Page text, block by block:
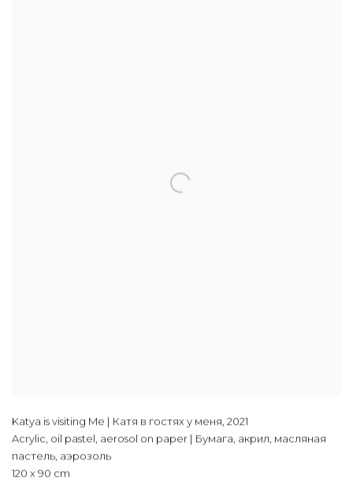
Katya is visiting Me | Катя в гостях у меня, 2021
Acrylic, oil pastel, aerosol on paper | Бумага, акрил, масляная
пастель, аэрозоль
120 x 90 cm